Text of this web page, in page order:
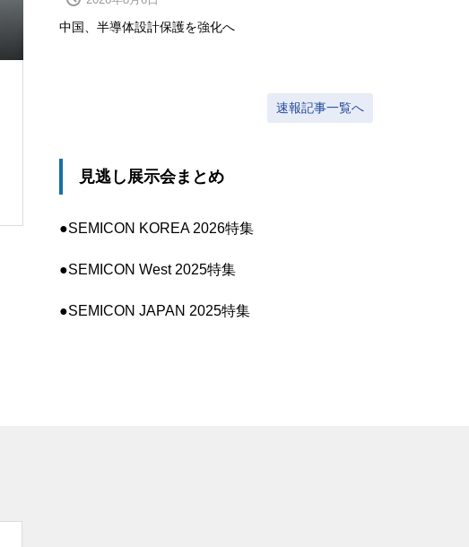
中国、半導体設計保護を強化へ
速報記事一覧へ
見逃し展示会まとめ
●SEMICON KOREA 2026特集
●SEMICON West 2025特集
●SEMICON JAPAN 2025特集